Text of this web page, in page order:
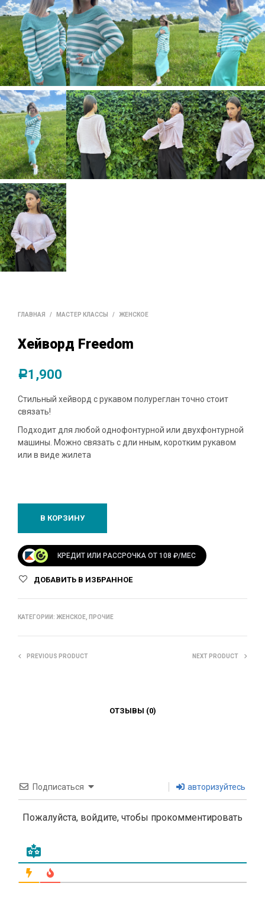
ГЛАВНАЯ / МАСТЕР КЛАССЫ / ЖЕНСКОЕ
Хейворд Freedom
Р1,900
Стильный хейворд с рукавом полуреглан точно стоит
связать!
Подходит для любой однофонтурной или двухфонтурной
машины. Можно связать с дли нным, коротким рукавом
или в виде жилета
В КОРЗИНУ
КРЕДИТ ИЛИ РАССРОЧКА ОТ 108 ₽/МЕС
ДОБАВИТЬ В ИЗБРАННОЕ
КАТЕГОРИИ: ЖЕНСКОЕ ПРОЧИЕ
PREVIOUS PRODUCT NEXT PRODUCT
ОТЗЫВЫ (0)
Подписаться авторизуйтесь
Пожалуйста, войдите, чтобы прокомментировать